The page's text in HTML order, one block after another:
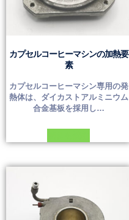
カプセルコーヒーマシンの加熱要
素
カプセルコーヒーマシン専用の発
熱体は、ダイカストアルミニウム
合金基板を採用し…